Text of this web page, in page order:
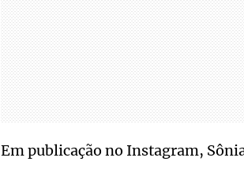
Em publicação no Instagram,